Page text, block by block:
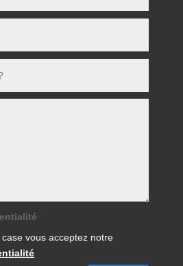
vous acceptez notre